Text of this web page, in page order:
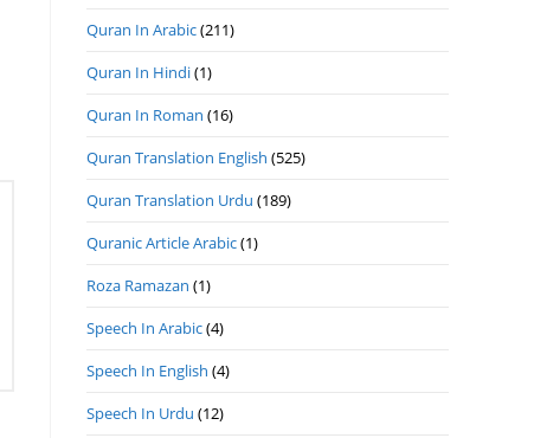
Quran In Arabic(211)
Quran In Hindi(1)
Quran In Roman (16)
Quran Translation English (525)
Quran Translation Urdu (189)
Quranic Article Arabic(1)
Roza Ramazan (1)
Speech In Arabic(4)
Speech In English (4)
Speech In Urdu (12)